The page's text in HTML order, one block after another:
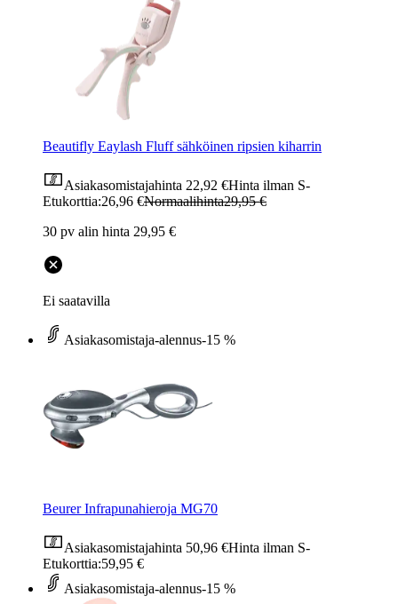
Beautifly Eaylash Fluff sähköinen ripsien kiharrin
Asiakasomistajahinta 22,92 €Hinta ilman S-
Etukorttia:26,96 €Normaalihinta29,95 €
30 pv alin hinta 29,95 €
Ei saatavilla
Asiakasomistaja-alennus-15 %
Beurer Infrapunahieroja MG70
Asiakasomistajahinta 50,96 €Hinta ilman S-
Etukorttia:59,95 €
Asiakasomistaja-alennus-15 %